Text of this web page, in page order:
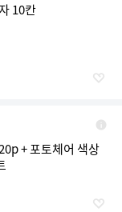
10칸
+ 포토체어 색상